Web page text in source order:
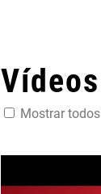
Vídeos
Mostrar